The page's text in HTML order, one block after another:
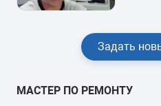
Задать
МАСТЕР ПО РЕМОНТУ